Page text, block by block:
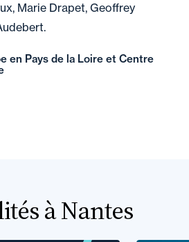
Marie Drapet, Geoffrey
en Pays de la Loire et Centre
à Nantes